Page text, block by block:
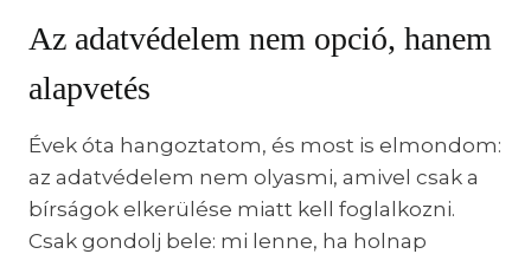
Az adatvédelem nem opció, hanem
alapvetés
Évek óta hangoztatom, és most is elmondom:
az adatvédelem nem olyasmi, amivel csak a
bírságok elkerülése miatt kell foglalkozni.
Csak gondolj bele: mi lenne, ha holnap